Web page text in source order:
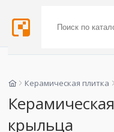
Керамическая плитка
крыльца